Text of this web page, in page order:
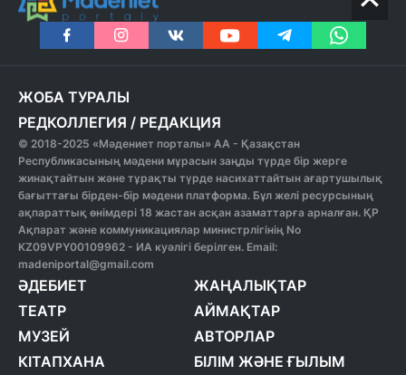
ЖОБА ТУРАЛЫ
РЕДКОЛЛЕГИЯ / РЕДАКЦИЯ
© 2018-2025 «Мәдениет порталы» АА - Қазақстан
Республикасының мәдени мұрасын заңды түрде бір жерге
жинақтайтын және тұрақты түрде насихаттайтын ағартушылық
бағыттағы бірден-бір мәдени платформа. Бұл желі ресурсының
ақпараттық өнімдері 18 жастан асқан азаматтарға арналған. ҚР
Ақпарат және коммуникациялар министрлігінің No
KZ09VPY00109962 - ИА куәлігі берілген. Email:
madeniportal@gmail.com
ӘДЕБИЕТ
ТЕАТР
МУЗЕЙ
КІТАПХАНА
ЖАҢАЛЫҚТАР
АЙМАҚТАР
АВТОРЛАР
БІЛІМ ЖӘНЕ ҒЫЛЫМ